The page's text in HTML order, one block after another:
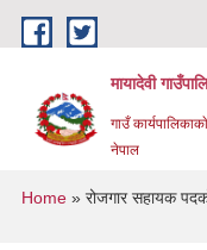
Skip to main content
मायादेवी
गाउँ
नेपाल
You are
Home » रोजगार सहायक